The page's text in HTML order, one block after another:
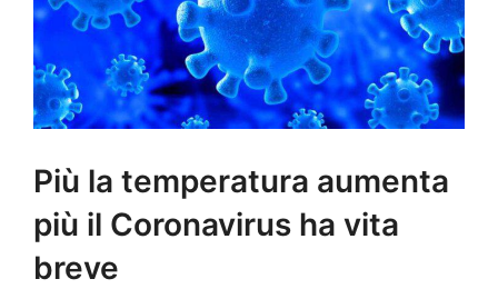
Più la temperatura aumenta
più il Coronavirus ha vita
breve